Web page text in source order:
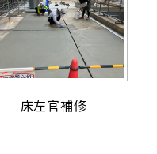
床左官補修